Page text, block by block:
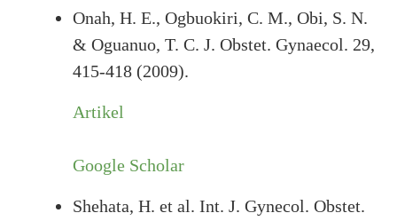
Onah, H. E., Ogbuokiri, C. M., Obi, S. N.
& Oguanuo, T. C. J. Obstet. Gynaecol. 29,
415-418 (2009).
Artikel
Google Scholar
Shehata, H. et al. Int. J. Gynecol. Obstet.